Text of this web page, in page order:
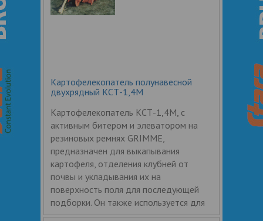
Картофелекопатель полунавесной
двухрядный КСТ-1,4М
Картофелекопатель КСТ-1,4М, с
активным битером и элеватором на
резиновых ремнях GRIMME,
предназначен для выкапывания
картофеля, отделения клубней от
почвы и укладывания их на
поверхность поля для последующей
подборки. Он также используется для